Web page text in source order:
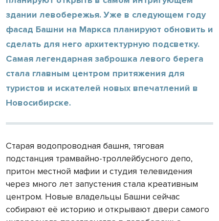
здании левобережья. Уже в следующем году
фасад Башни на Маркса планируют обновить и
сделать для него архитектурную подсветку.
Самая легендарная заброшка левого берега
стала главным центром притяжения для
туристов и искателей новых впечатлений в
Новосибирске.
Старая водопроводная башня, тяговая
подстанция трамвайно-троллейбусного депо,
притон местной мафии и студия телевидения
через много лет запустения стала креативным
центром. Новые владельцы Башни сейчас
собирают её историю и открывают двери самого